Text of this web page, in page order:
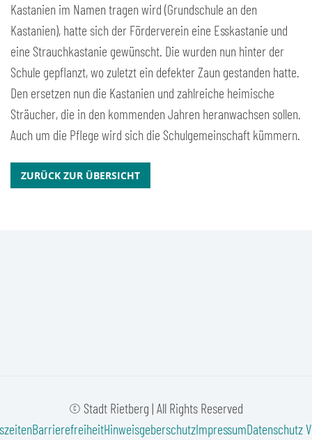
Kastanien im Namen tragen wird (Grundschule an den
Kastanien), hatte sich der Förderverein eine Esskastanie und
eine Strauchkastanie gewünscht. Die wurden nun hinter der
Schule gepflanzt, wo zuletzt ein defekter Zaun gestanden hatte.
Den ersetzen nun die Kastanien und zahlreiche heimische
Sträucher, die in den kommenden Jahren heranwachsen sollen.
Auch um die Pflege wird sich die Schulgemeinschaft kümmern.
ZURÜCK ZUR ÜBERSICHT
© Stadt Rietberg | All Rights Reserved
BarrierefreiheitHinweisgeberschutzImpressumDatenschutz